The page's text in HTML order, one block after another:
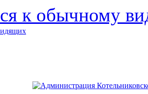
к обычному